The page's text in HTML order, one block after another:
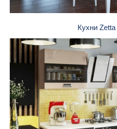
Кухни